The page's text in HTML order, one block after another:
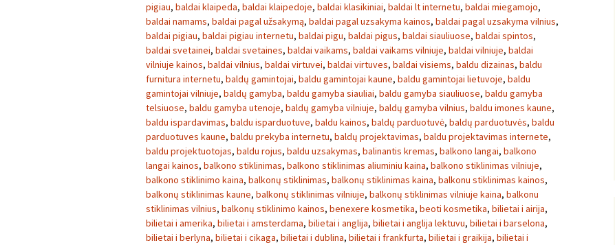
pigiau, baldai klaipeda, baldai klaipedoje, baldai klasikiniai, baldai lt internetu, baldai miegamojo,
baldai namams, baldai pagal užsakymą, baldai pagal uzsakyma kainos, baldai pagal uzsakyma vilnius,
baldai pigiau, baldai pigiau internetu, baldai pigu, baldai pigus, baldai siauliuose, baldai spintos,
baldai svetainei, baldai svetaines, baldai vaikams, baldai vaikams vilniuje, baldai vilniuje, baldai
vilniuje kainos, baldai vilnius, baldai virtuvei, baldai virtuves, baldai visiems, baldu dizainas, baldu
furnitura internetu, baldų gamintojai, baldu gamintojai kaune, baldu gamintojai lietuvoje, baldu
gamintojai vilniuje, baldų gamyba, baldu gamyba siauliai, baldu gamyba siauliuose, baldu gamyba
telsiuose, baldu gamyba utenoje, baldų gamyba vilniuje, baldų gamyba vilnius, baldu imones kaune,
baldu ispardavimas, baldu isparduotuve, baldu kainos, baldų parduotuvė, baldų parduotuvės, baldu
parduotuves kaune, baldu prekyba internetu, baldų projektavimas, baldu projektavimas internete,
baldu projektuotojas, baldu rojus, baldu uzsakymas, balinantis kremas, balkono langai, balkono
langai kainos, balkono stiklinimas, balkono stiklinimas aliuminiu kaina, balkono stiklinimas vilniuje,
balkono stiklinimo kaina, balkonų stiklinimas, balkonų stiklinimas kaina, balkonu stiklinimas kainos,
balkonų stiklinimas kaune, balkonų stiklinimas vilniuje, balkonų stiklinimas vilniuje kaina, balkonu
stiklinimas vilnius, balkonų stiklinimo kainos, benexere kosmetika, beoti kosmetika, bilietai i airija,
bilietai i amerika, bilietai i amsterdama, bilietai i anglija, bilietai i anglija lektuvu, bilietai i barselona,
bilietai i berlyna, bilietai i cikaga, bilietai i dublina, bilietai i frankfurta, bilietai i graikija, bilietai i